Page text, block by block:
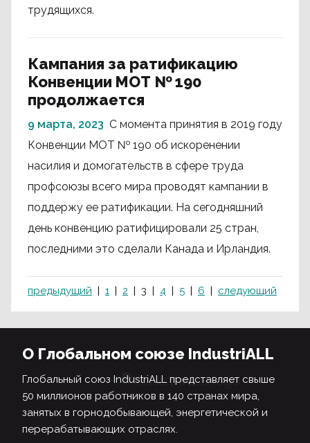
трудящихся.
Кампания за ратификацию
Конвенции МОТ № 190
продолжается
9 марта, 2023 С момента принятия в 2019 году
Конвенции МОТ № 190 об искоренении
насилия и домогательств в сфере труда
профсоюзы всего мира проводят кампании в
поддержу ее ратификации. На сегодняшний
день конвенцию ратифицировали 25 стран,
последними это сделали Канада и Ирландия.
предыдущий 1 2 3 4 5 6 следующий
О Глобальном союзе IndustriALL
Глобальный союз IndustriALL представляет свыше
50 миллионов работников в 140 странах мира,
занятых в горнодобывающей, энергетической и
перерабатывающих отраслях.